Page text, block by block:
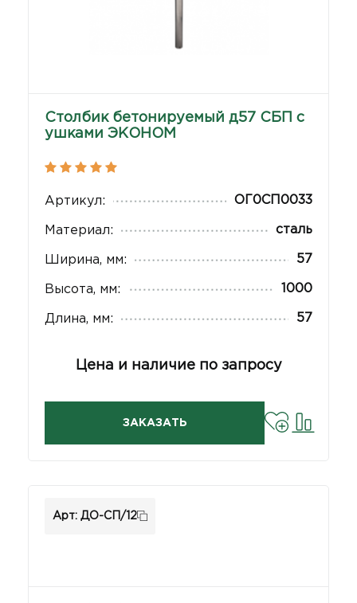
Столбик бетонируемый д57 СБП с
ушками ЭКОНОМ
Артикул: ОГ0СП0033
Материал: сталь
Ширина, мм: 57
Высота, мм: 1000
Длина, мм: 57
Цена и наличие по запросу
ЗАКАЗАТЬ
Арт: ДО-СП/12